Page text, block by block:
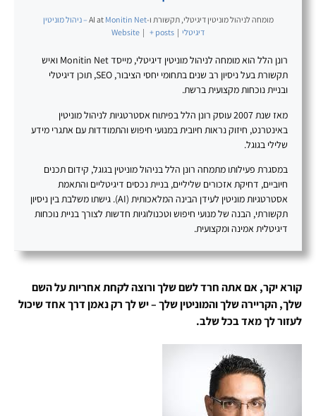
מומחה לניהול מוניטין דיגיטלי, תקשורת ו-AI at
Monitin Net – ניהול מוניטין
דיגיטלי |
Website | + posts
רונן הלל הוא מומחה לניהול מוניטין דיגיטלי, מייסד Monitin Net ואיש
תקשורת בעל ניסיון רב שנים בתחומי יחסי הציבור, SEO, תוכן דיגיטלי
ובניית נוכחות מקצועית ברשת.
מאז שנת 2007 עוסק רונן הלל בפיתוח אסטרטגיות לניהול מוניטין
באינטרנט, חיזוק נראות חיובית במנועי חיפוש והתמודדות עם אתגרי מידע
שלילי בגוגל.
במסגרת פעילותו מתמחה רונן הלל בניהול מוניטין בגוגל, קידום תכנים
חיוביים, דחיקת אזכורים שליליים, בניית נכסים דיגיטליים והתאמת
אסטרטגיות מוניטין לעידן הבינה המלאכותית (AI). גישתו משלבת בין ניסיון
תקשורתי, הבנה של מנועי חיפוש וטכנולוגיות חדשות לצורך בניית נוכחות
דיגיטלית אמינה ומקצועית.
קורא יקר, אם אתה חרד לשם שלך ורוצה לקחת אחריות על השם
שלך, הקריירה שלך והמוניטין שלך – יש לך רק נאמן דרך אחד שיכול
לעזור לך מאד בכל שלב.